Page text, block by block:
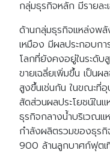
กลุ่มธุรกิจหลัก มีรายล
ด้านกลุ่มธุรกิจแหล่งพ
เหมือง มีผลประกอบกา
โลกที่ยังคงอยู่ในระดับ
ขายเฉลี่ยเพิ่มขึ้น เป็นผ
สูงขึ้นเช่นกัน ในขณะที่
สัดส่วนผลประโยชน์ใน
ธุรกิจกลางน้ำบริเวณแ
กำลังผลิตรวมของธุรกิ
900 ล้านลูกบาศก์ฟุตเ